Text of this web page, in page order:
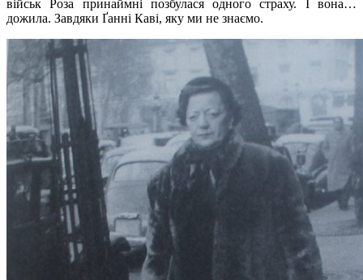
військ Роза принаймні позбулася одного страху. І вона…
дожила. Завдяки Ґанні Каві, яку ми не знаємо.